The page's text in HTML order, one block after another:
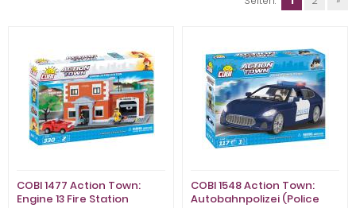
COBI 1477 Action Town:
Engine 13 Fire Station
COBI 1548 Action Town:
Autobahnpolizei (Police